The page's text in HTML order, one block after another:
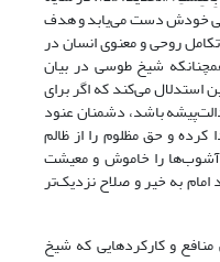
خودش دست می‌یابد و هدف
روحی و معنوی انسان در
شیخ طوسی در بیان
استدلال می‌کند که اگر برای
باشد، دشمنان عنود
کرده و حق مظلوم را از ظالم
آشوب‌ها را خاموش و معیشت
به خیر و صلاح نزدیک‌تر
و کارکردهایی که شیخ